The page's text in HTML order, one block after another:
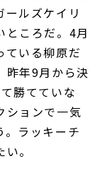
ルズケイリ
ところだ。4月
ている柳原だ
昨年9月から決
勝てていな
ションで一気
。ラッキーチ
。